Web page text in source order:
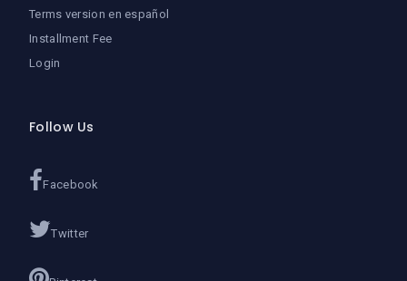
Terms version en español
Installment Fee
Login
Follow Us
Facebook
Twitter